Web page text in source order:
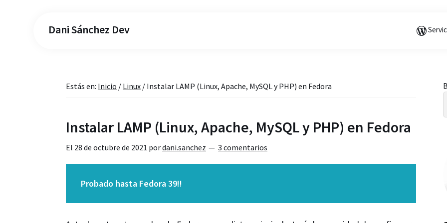
Dani Sánchez Dev
Estás en: Inicio / Linux / Instalar LAMP (Linux, Apache, MySQL y PHP) en Fedora
Instalar LAMP (Linux, Apache, MySQL y PHP) en Fedora
El 28 de octubre de 2021 pordani.sanchez 3 comentarios
Probado hasta Fedora 39!!